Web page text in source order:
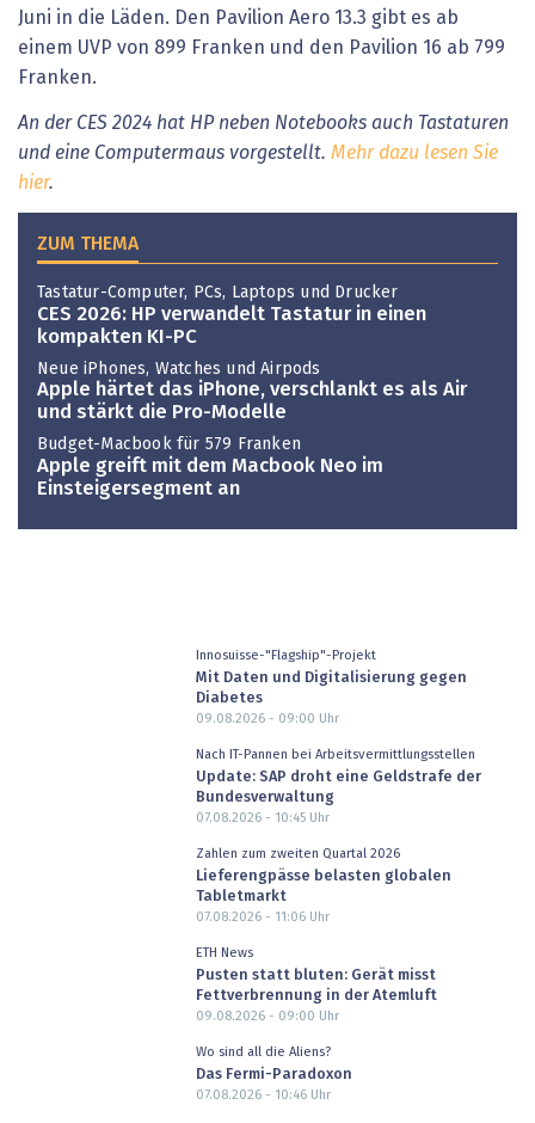
Juni in die Läden. Den Pavilion Aero 13.3 gibt es ab
einem UVP von 899 Franken und den Pavilion 16 ab 799
Franken.
An der CES 2024 hat HP neben Notebooks auch Tastaturen
und eine Computermaus vorgestellt. Mehr dazu lesen Sie
hier.
ZUM THEMA
Tastatur-Computer, PCs, Laptops und Drucker
CES 2026: HP verwandelt Tastatur in einen
kompakten KI-PC
Neue iPhones, Watches und Airpods
Apple härtet das iPhone, verschlankt es als Air
und stärkt die Pro-Modelle
Budget-Macbook für 579 Franken
Apple greift mit dem Macbook Neo im
Einsteigersegment an
Innosuisse-"Flagship"-Projekt
Mit Daten und Digitalisierung gegen
Diabetes
09.08.2026 - 09:00 Uhr
Nach IT-Pannen bei Arbeitsvermittlungsstellen
Update: SAP droht eine Geldstrafe der
Bundesverwaltung
07.08.2026 - 10:45Uhr
Zahlen zum zweiten Quartal 2026
Lieferengpässe belasten globalen
Tabletmarkt
07.08.2026 - 11:06Uhr
ETH News
Pusten statt bluten: Gerät misst
Fettverbrennung in der Atemluft
09.08.2026 - 09:00 Uhr
Wo sind all die Aliens?
Das Fermi-Paradoxon
07.08.2026 - 10:46Uhr